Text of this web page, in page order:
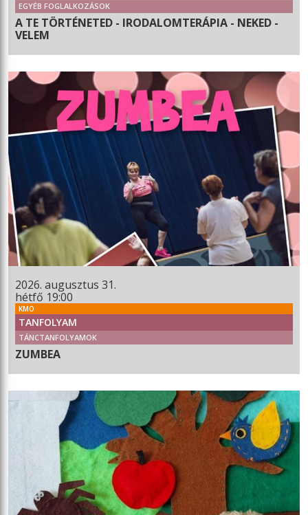
EGYÉB FOGLALKOZÁSOK
A TE TÖRTÉNETED - IRODALOMTERÁPIA - NEKED -
VELEM
2026. augusztus 31.
hétfő 19:00
KMO
TANFOLYAM
TÁNCTANFOLYAMOK
ZUMBEA